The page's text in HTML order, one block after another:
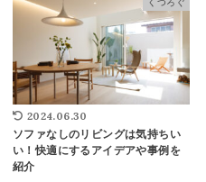
くつろぐ
2024.06.30
ソファなしのリビングは気持ちい
い！快適にするアイデアや事例を
紹介